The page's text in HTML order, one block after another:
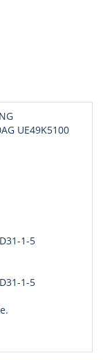
UE49K5100
1-5
1-5